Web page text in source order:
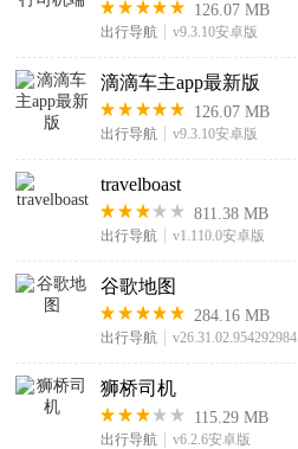
126.07 MB
出行导航 v9.3.10安卓版
滴滴车主app最新版
126.07 MB
出行导航 v9.3.10安卓版
travelboast
811.38 MB
出行导航 v1.110.0安卓版
谷歌地图
284.16 MB
出行导航 v26.31.02.954292984
狮桥司机
115.29 MB
出行导航 v6.2.6安卓版